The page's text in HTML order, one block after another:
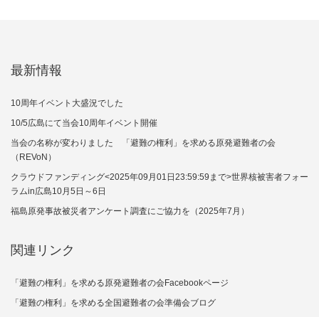
最新情報
10周年イベント大盛況でした
10/5広島にて当会10周年イベント開催
当会の名称が変わりました 「避難の権利」を求める原発避難者の会
（REVoN）
クラウドファンディング<2025年09月01日23:59:59まで>世界核被害者フォー
ラムin広島10月5日～6日
福島原発事故被災者アンケート調査にご協力を（2025年7月）
関連リンク
「避難の権利」を求める原発避難者の会Facebookページ
「避難の権利」を求める全国避難者の会準備会ブログ